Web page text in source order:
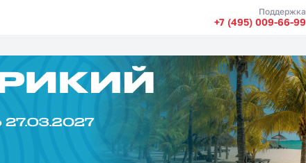
Поддержка
+7 (495) 009-66-99